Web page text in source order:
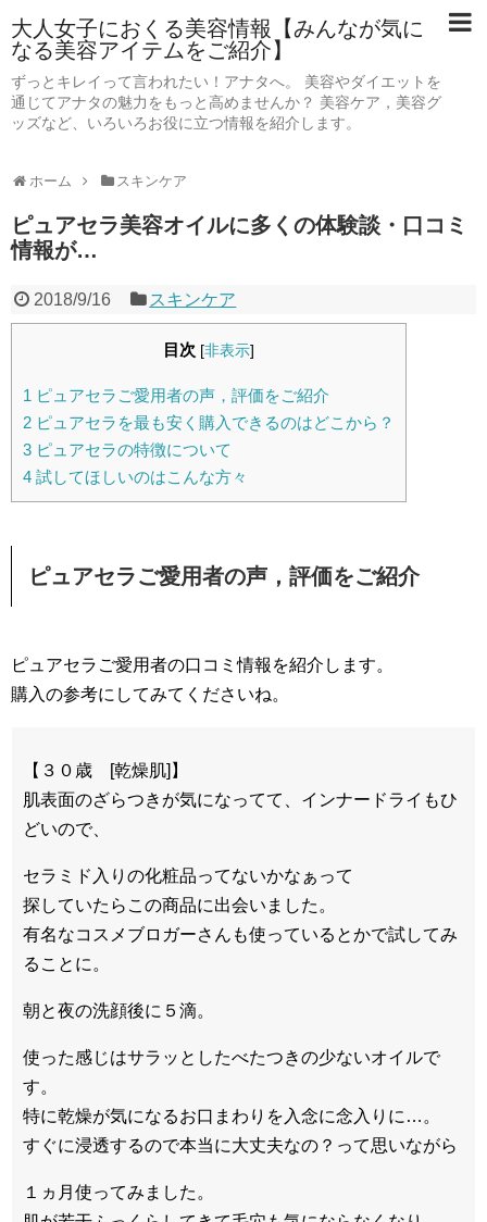
大人女子におくる美容情報【みんなが気に
なる美容アイテムをご紹介】
ずっとキレイって言われたい！アナタへ。 美容やダイエットを
通じてアナタの魅力をもっと高めませんか？ 美容ケア，美容グ
ッズなど、いろいろお役に立つ情報を紹介します。
ホーム スキンケア
ピュアセラ美容オイルに多くの体験談・口コミ
情報が…
2018/9/16 スキンケア
目次 [非表示]
1 ピュアセラご愛用者の声，評価をご紹介
2 ピュアセラを最も安く購入できるのはどこから？
3 ピュアセラの特徴について
4 試してほしいのはこんな方々
ピュアセラご愛用者の声，評価をご紹介
ピュアセラご愛用者の口コミ情報を紹介します。
購入の参考にしてみてくださいね。
【３０歳 [乾燥肌]】
肌表面のざらつきが気になってて、インナードライもひ
どいので、
セラミド入りの化粧品ってないかなぁって
探していたらこの商品に出会いました。
有名なコスメブロガーさんも使っているとかで試してみ
ることに。
朝と夜の洗顔後に５滴。
使った感じはサラッとしたべたつきの少ないオイルで
す。
特に乾燥が気になるお口まわりを入念に念入りに…。
すぐに浸透するので本当に大丈夫なの？って思いながら
１ヵ月使ってみました。